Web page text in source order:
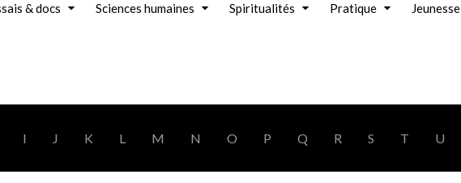
& docs Sciences humaines Spiritualités Pratique Jeunesse
I J K L M N O P Q R S T U